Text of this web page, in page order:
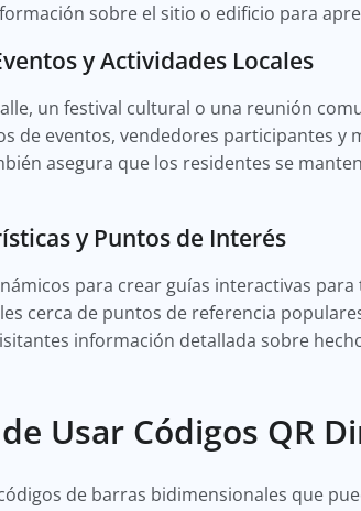
sobre el sitio o edificio para
y Actividades Locales
un festival cultural o una reunión
de eventos, vendedores participantes
asegura que los residentes se
y Puntos de Interés
para crear guías interactivas
cerca de puntos de referencia
información detallada sobre
Usar Códigos QR
de barras bidimensionales que